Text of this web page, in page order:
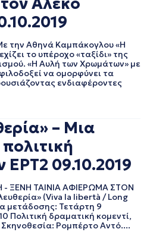
2018
2018
2018
2018
2018
2018
2018
2018
2018
2017
2017
2017
2017
2017
2017
την Αθηνά Καμπάκογλου «Η
το υπέροχο «ταξίδι» της
«Η Αυλή των Χρωμάτων» με
να ομορφύνει τα
ενδιαφέροντες
– Μια
09.10.2019
ΞΕΝΗ ΤΑΙΝΙΑ ΑΦΙΕΡΩΜΑ ΣΤΟΝ
(Viva la libertà / Long
μετάδοσης: Τετάρτη 9
Πολιτική δραματική κομεντί,
Ρομπέρτο Αντό....